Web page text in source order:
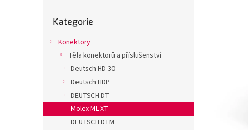
kategorie
Kategorie
Konektory
Těla konektorů a příslušenství
Deutsch HD-30
Deutsch HDP
DEUTSCH DT
Molex ML-XT
DEUTSCH DTM